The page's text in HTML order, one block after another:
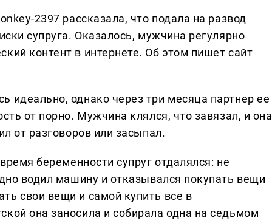
2397 рассказала, что подала на развод
супруга. Оказалось, мужчина регулярно
контент в интернете. Об этом пишет сайт
однако через три месяца партнер ее
от порно. Мужчина клялся, что завязал, и она
от разговоров или засыпал.
беременности супруг отдалялся: не
водил машину и отказывался покупать вещи
свои вещи и самой купить все в
она заносила и собирала одна на седьмом